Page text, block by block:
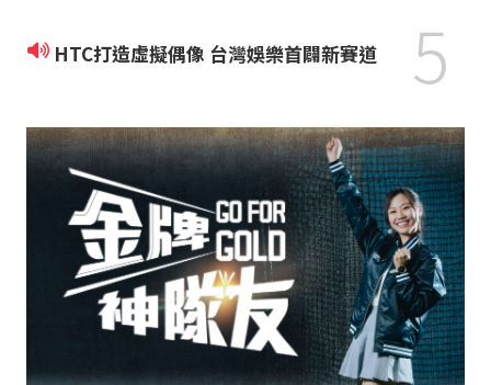
HTC打造虛擬偶像 台灣娛樂首闢新賽道 5